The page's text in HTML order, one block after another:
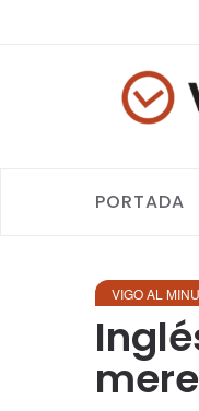
PORTADA
VIGO AL